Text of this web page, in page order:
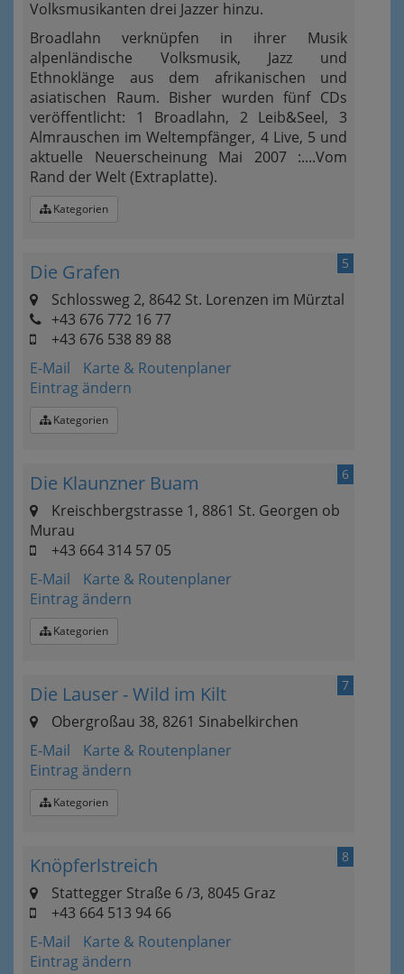
Volksmusikanten drei Jazzer hinzu.
Broadlahn verknüpfen in ihrer Musik
alpenländische Volksmusik, Jazz und
Ethnoklänge aus dem afrikanischen und
asiatischen Raum. Bisher wurden fünf CDs
veröffentlicht: 1 Broadlahn, 2 Leib&Seel, 3
Almrauschen im Weltempfänger, 4 Live, 5 und
aktuelle Neuerscheinung Mai 2007 :....Vom
Rand der Welt (Extraplatte).
Kategorien
5
Die Grafen
Schlossweg 2, 8642 St. Lorenzen im Mürztal
+43 676 772 16 77
+43 676 538 89 88
E-Mail
Karte & Routenplaner
Eintrag ändern
Kategorien
6
Die Klaunzner Buam
Kreischbergstrasse 1, 8861 St. Georgen ob
Murau
+43 664 314 57 05
E-Mail
Karte & Routenplaner
Eintrag ändern
Kategorien
7
Die Lauser - Wild im Kilt
Obergroßau 38, 8261 Sinabelkirchen
E-Mail
Karte & Routenplaner
Eintrag ändern
Kategorien
8
Knöpferlstreich
Stattegger Straße 6 /3, 8045 Graz
+43 664 513 94 66
E-Mail
Karte & Routenplaner
Eintrag ändern